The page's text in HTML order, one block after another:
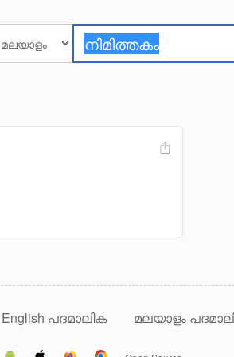
English പദമാലിക മലയാളം